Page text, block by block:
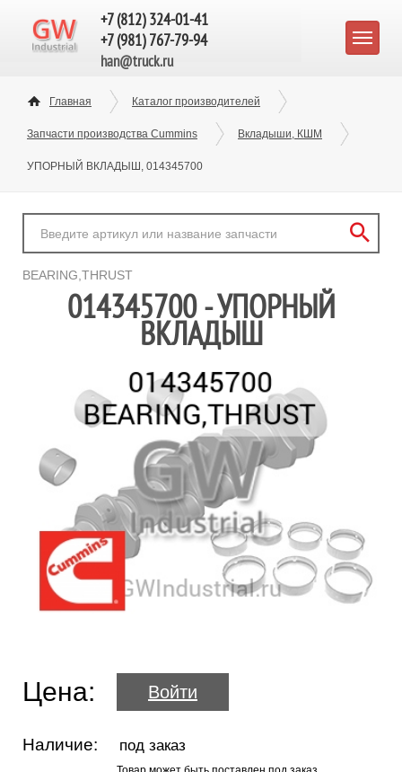
+7 (812) 324-01-41
+7 (981) 767-79-94
han@truck.ru
Главная Каталог производителей
Запчасти производства Cummins Вкладыши, КШМ
УПОРНЫЙ ВКЛАДЫШ, 014345700
BEARING,THRUST
014345700 - УПОРНЫЙ
ВКЛАДЫШ
Цена: Войти
Наличие: под заказ